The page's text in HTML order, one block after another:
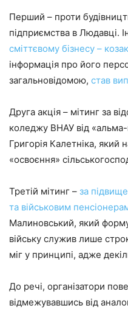
Перший – проти
підприємства в Людавці.
сміттєвому бізнесу –
інформація про його
загальновідомою, став
Друга акція – мітинг за
коледжу ВНАУ від
Григорія Калетніка, який
«освоєння»
Третій мітинг – за
та військовим
Малиновський, який
війську служив лише
міг у принципі, адже
До речі, організатори
відмежувавшись від